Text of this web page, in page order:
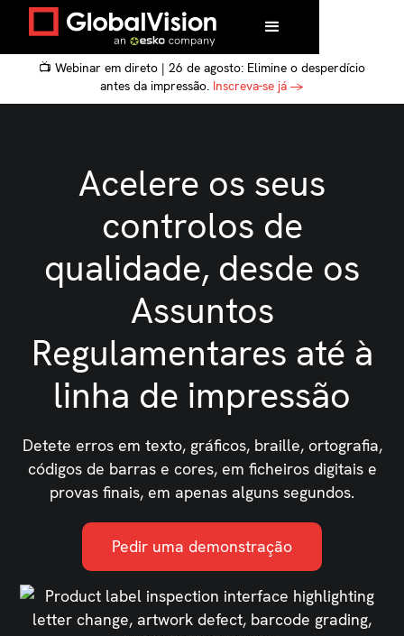
📺 Webinar em direto | 26 de agosto: Elimine o desperdício
antes da impressão. Inscreva-se já →
Acelere os seus
controlos de
qualidade, desde os
Assuntos
Regulamentares até à
linha de impressão
Detete erros em texto, gráficos, braille, ortografia,
códigos de barras e cores, em ficheiros digitais e
provas finais, em apenas alguns segundos.
Pedir uma demonstração